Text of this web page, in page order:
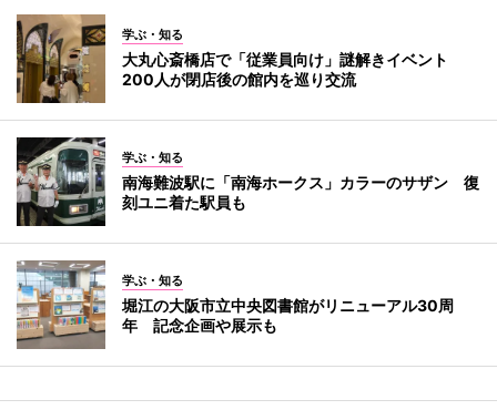
学ぶ・知る
大丸心斎橋店で「従業員向け」謎解きイベント
200人が閉店後の館内を巡り交流
学ぶ・知る
南海難波駅に「南海ホークス」カラーのサザン 復
刻ユニ着た駅員も
学ぶ・知る
堀江の大阪市立中央図書館がリニューアル30周
年 記念企画や展示も